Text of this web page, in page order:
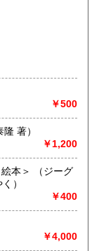
200円
200円
にて開店しま
ります
京の両方で管
い方はご連絡下
￥500
写真集 （村田泰隆 著）
￥1,200
ジーグ
）
￥400
￥4,000